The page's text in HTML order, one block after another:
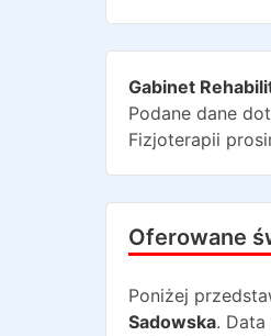
Gabinet
Podane dane
Fizjoterapii
Oferowane
Poniżej
Sadowska.